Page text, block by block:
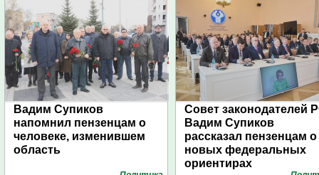
Вадим Супиков
напомнил пензенцам о
человеке, изменившем
область
Совет законодателей
Вадим Супиков
рассказал пензенцам о
новых федеральных
ориентирах